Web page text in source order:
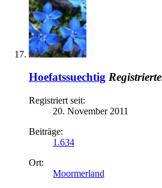
Hoefatssuechtig
Registriert seit:
20. November 2011
Beiträge:
1.634
Ort:
Moormerland